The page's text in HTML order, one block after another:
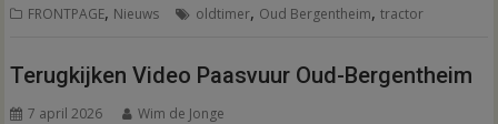
FRONTPAGE, Nieuws oldtimer, Oud Bergentheim,tractor
Terugkijken Video Paasvuur Oud-Bergentheim
7 april 2026 Wim de Jonge